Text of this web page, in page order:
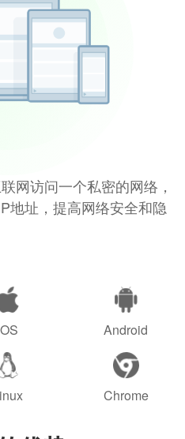
网访问一个私密的网络，
地址，提高网络安全和隐
Android
Chrome